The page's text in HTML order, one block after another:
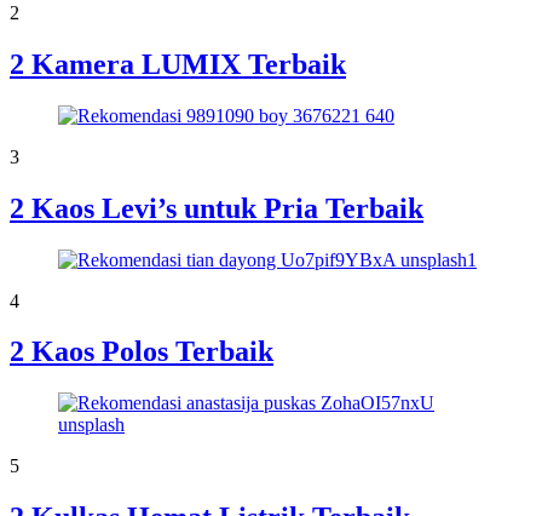
2
2 Kamera LUMIX Terbaik
3
2 Kaos Levi’s untuk Pria Terbaik
4
2 Kaos Polos Terbaik
5